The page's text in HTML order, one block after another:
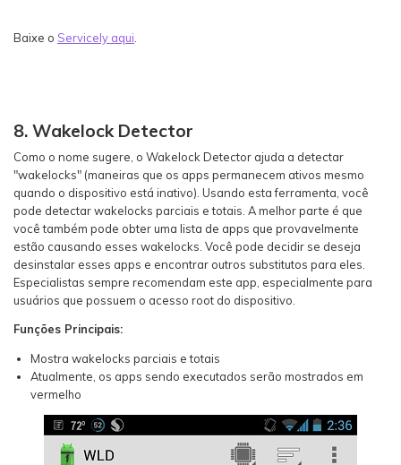
Baixe o Servicely aqui
8. Wakelock Detector
Como o nome sugere, o Wakelock Detector ajuda a detectar
"wakelocks" (maneiras que os apps permanecem ativos mesmo
quando o dispositivo está inativo). Usando esta ferramenta, você
pode detectar wakelocks parciais e totais. A melhor parte é que
você também pode obter uma lista de apps que provavelmente
estão causando esses wakelocks. Você pode decidir se deseja
desinstalar esses apps e encontrar outros substitutos para eles.
Especialistas sempre recomendam este app, especialmente para
usuários que possuem o acesso root do dispositivo.
Funções Principais:
Mostra wakelocks parciais e totais
Atualmente, os apps sendo executados serão mostrados em
vermelho